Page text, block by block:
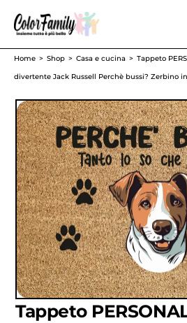
Home Shop Casa e cucina
Tappeto
divertente Jack Russell Perchè bussi? Zerbino
Tappeto